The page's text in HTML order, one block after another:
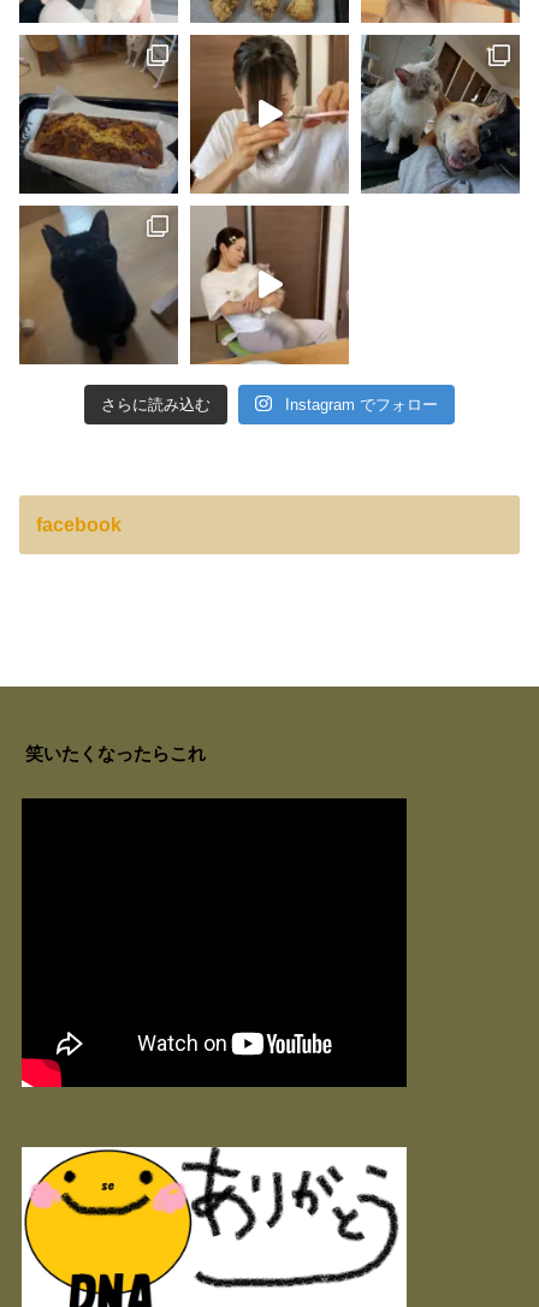
さらに読み込む Instagram でフォロー
facebook
笑いたくなったらこれ